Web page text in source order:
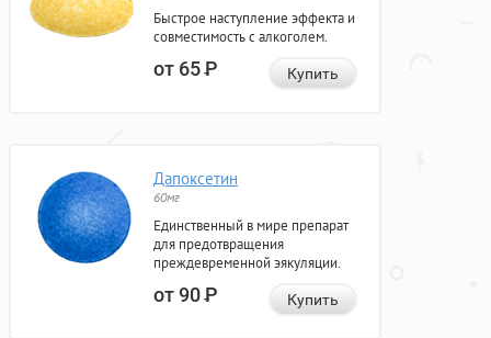
Быстрое наступление эффекта и
совместимость с алкоголем.
от 65Р Купить
Дапоксетин
60мг
Единственный в мире препарат
для предотвращения
преждевременной эякуляции.
от 90Р Купить